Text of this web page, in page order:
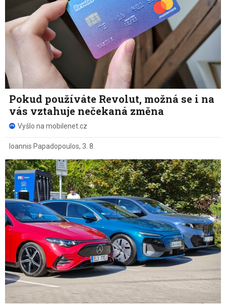
Pokud používáte Revolut, možná se i na
vás vztahuje nečekaná změna
Vyšlo na mobilenet.cz
Ioannis Papadopoulos, 3. 8.